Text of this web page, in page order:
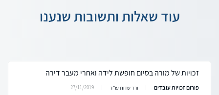
עוד שאלות ותשובות שנענו
זכויות של מורה בסיום חופשת לידה ואחרי מעבר דירה
פורום זכויות עובדים ורד שדות עו"ד 27/11/2019